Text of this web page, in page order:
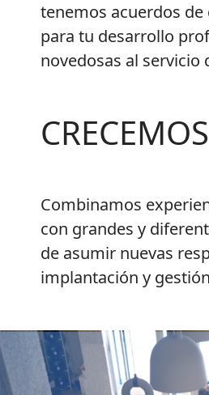
tenemos acuerdos
para tu desarrollo
novedosas al servicio
CRECEMOS
Combinamos
con grandes y
de asumir nuevas
implantación y